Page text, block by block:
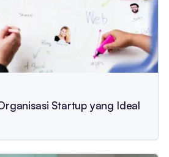
Startup yang Ideal